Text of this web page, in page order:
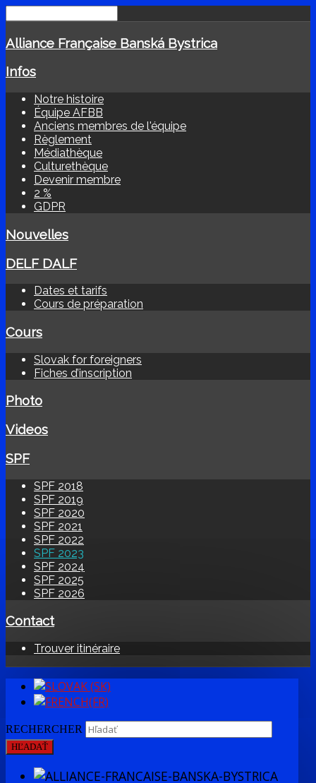
Alliance Française Banská Bystrica
Infos
Notre histoire
Équipe AFBB
Anciens membres de l'équipe
Règlement
Médiathèque
Culturethèque
Devenir membre
2 %
GDPR
Nouvelles
DELF DALF
Dates et tarifs
Cours de préparation
Cours
Slovak for foreigners
Fiches d’inscription
Photo
Videos
SPF
SPF 2018
SPF 2019
SPF 2020
SPF 2021
SPF 2022
SPF 2023
SPF 2024
SPF 2025
SPF 2026
Contact
Trouver itinéraire
RECHERCHER
HĽADAŤ